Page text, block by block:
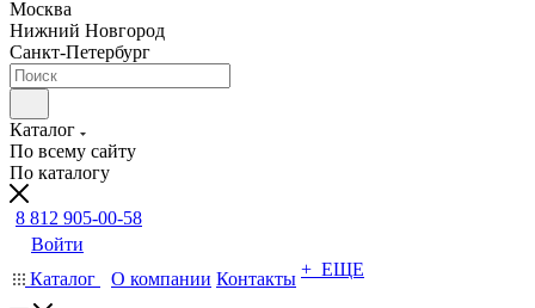
Москва
Нижний Новгород
Санкт-Петербург
Каталог
По всему сайту
По каталогу
8 812 905-00-58
Войти
Каталог
О компании Контакты + ЕЩЕ